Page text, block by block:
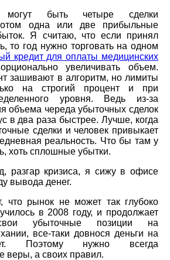
могут быть четыре сделки
одна или две прибыльные
Я считаю, что если принял
то год нужно торговать на одном
кредит для оплаты медицинских
увеличивать объем.
зашивают в алгоритм, но лимиты
на строгий процент и при
уровня. Ведь из-за
объема череда убыточных сделок
в два раза быстрее. Лучше, когда
сделки и человек привыкает
реальность. Что бы там у
хоть сплошные убытки.
разгар кризиса, я сижу в офисе
вывода денег.
что рынок не может так глубоко
в 2008 году, и продолжает
убыточные позиции на
все-таки довнося деньги на
Поэтому нужно всегда
веры, а своих правил.